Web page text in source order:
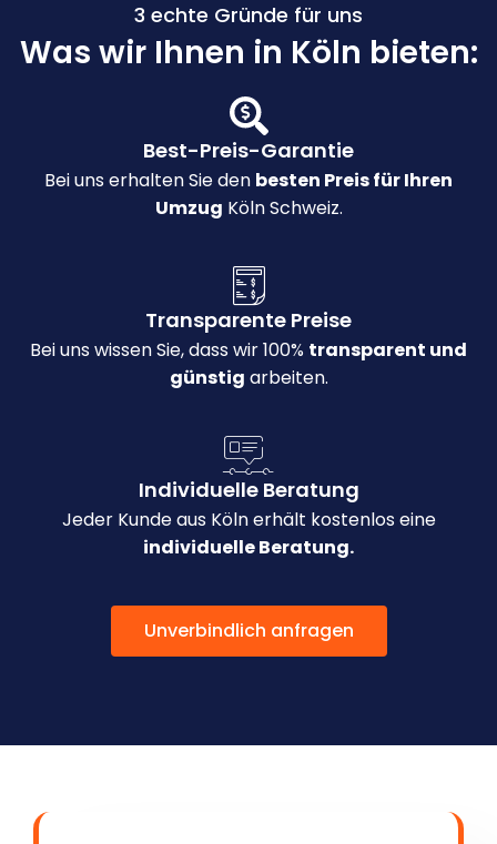
3 echte Gründe für uns
Was wir Ihnen in Köln bieten:
Best-Preis-Garantie
Bei uns erhalten Sie den besten Preis für Ihren
Umzug Köln Schweiz.
Transparente Preise
Bei uns wissen Sie, dass wir 100% transparent und
günstig arbeiten.
Individuelle Beratung
Jeder Kunde aus Köln erhält kostenlos eine
individuelle Beratung.
Unverbindlich anfragen